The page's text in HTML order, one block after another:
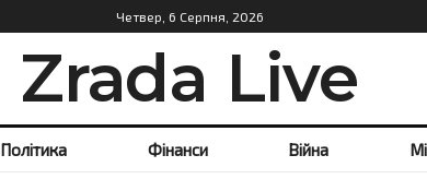
Четвер, 6 Серпня, 2026
Zrada Live
Політика Фінанси Війна